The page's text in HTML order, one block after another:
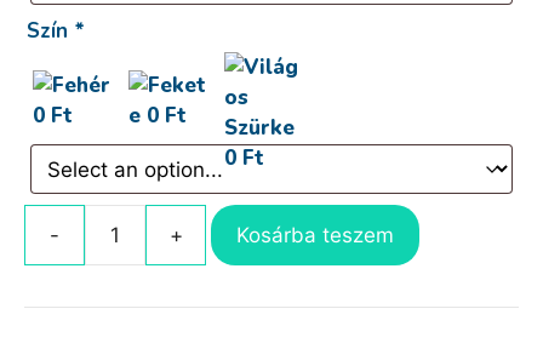
Szín *
Matuka,
póló
Kosárba teszem